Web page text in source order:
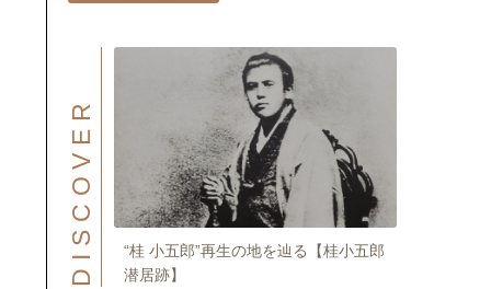
DISCOVER
“桂 小五郎”再生の地を辿る【桂小五郎
潜居跡】